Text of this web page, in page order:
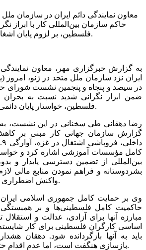
معاون نمایندگی دائم ایران در سازمان
حاکم سازمان بین‌المللی کار با ابراز
فلسطین، بر لزوم پایان اشغالگری در غزه تأکید کرد.
به گزارش خبرگزاری مهر، معاون
در سیصد و پنجاه و پنجمین نشست شورای
فلسطین، خواستار پایان دائمی اشغالگری در غزه شد.
رضا دهقانی طی سخنانی در این نشست، به
گزارش سازمان جهانی کار مبنی بر
کامل مؤسسات آموزشی اشاره کرد و
بین‌المللی از تضمین دسترسی پایدار و
بشردوستانه و فراهم نمودن منابع مالی
واکنش اضطراری سازمان جهانی کار شد.
وی بر حمایت کامل جمهوری اسلامی
حاکمیت کامل فلسطینی‌ها و بر
مبارزه آنها برای آزادی، عدالت و
اساسی کارگران فلسطینی برای کار
باید به آنها بازگردانده شود. دهقان
بازسازی هنگفت است، اما عدم اقدام حتی پرهزینه‌تر خواهد بود.